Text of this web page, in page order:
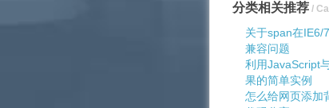
分类相关推荐 /
关于span在IE6/
兼容问题
利用JavaScript
果的简单实例
怎么给网页添加